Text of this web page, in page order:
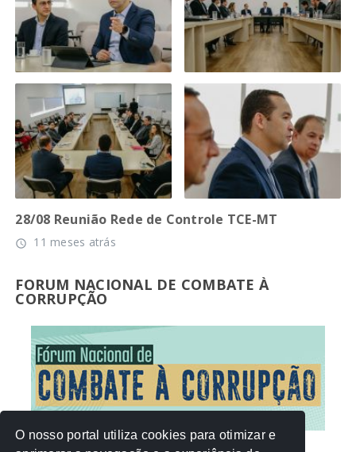
28/08 Reunião Rede de Controle TCE-MT
access_time 11 meses atrás
FORUM NACIONAL DE COMBATE À
CORRUPÇÃO
O nosso portal utiliza cookies para otimizar e